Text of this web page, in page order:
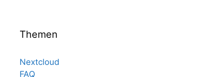
Themen
Nextcloud
FAQ